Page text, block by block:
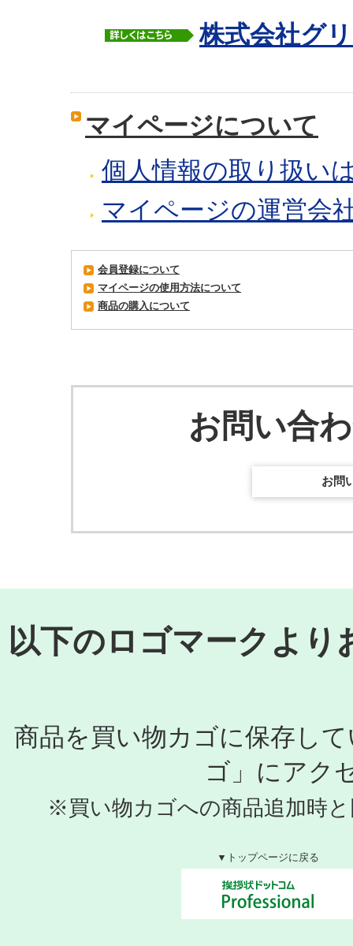
株式会社グ
マイページについて
個人情報の取り扱い
マイページの運営会
会員登録について
マイページの使用方法について
商品の購入について
お問い合
お問
以下のロゴマークより
商品を買い物カゴに保存し
ゴ」にアク
※買い物カゴへの商品追加時
▼トップページに戻る